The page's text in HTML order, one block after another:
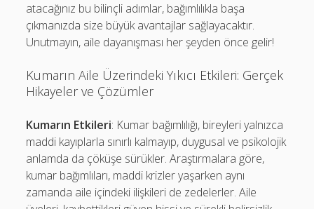
atacağınız bu bilinçli adımlar, bağımlılıkla başa
çıkmanızda size büyük avantajlar sağlayacaktır.
Unutmayın, aile dayanışması her şeyden önce gelir!
Kumarın Aile Üzerindeki Yıkıcı Etkileri: Gerçek
Hikayeler ve Çözümler
Kumarın Etkileri: Kumar bağımlılığı, bireyleri yalnızca
maddi kayıplarla sınırlı kalmayıp, duygusal ve psikolojik
anlamda da çöküşe sürükler. Araştırmalara göre,
kumar bağımlıları, maddi krizler yaşarken aynı
zamanda aile içindeki ilişkileri de zedelerler. Aile